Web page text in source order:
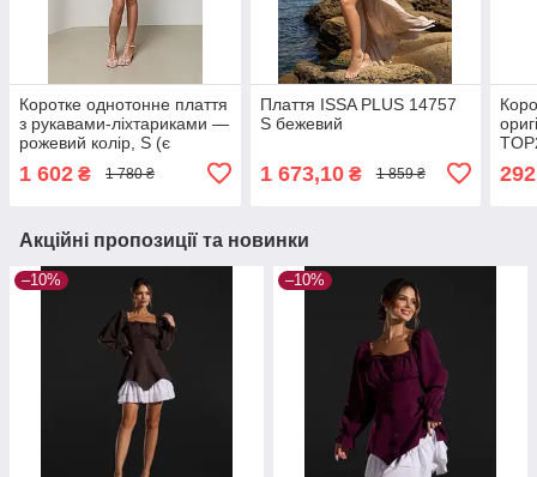
Коротке однотонне плаття
з рукавами-ліхтариками —
рожевий колір, S (є
1 602 ₴ 1 780 ₴
Плаття ISSA PLUS 14757
S бежевий
1 673,10₴ 1 859 ₴
Акційні пропозиції та новинки
–10% –10%